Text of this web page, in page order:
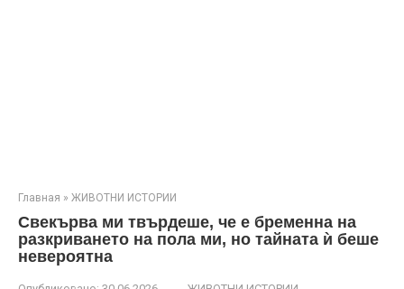
Главная » ЖИВОТНИ ИСТОРИИ
Свекърва ми твърдеше, че е бременна на
разкриването на пола ми, но тайната ѝ беше
невероятна